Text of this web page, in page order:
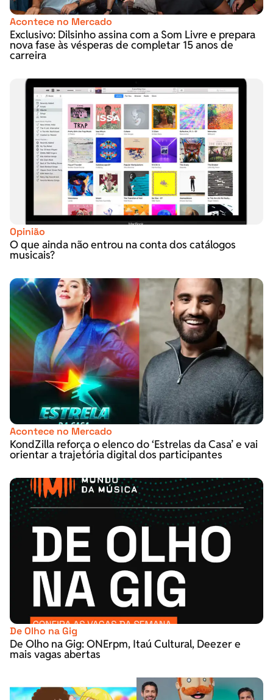
Acontece no Mercado
Exclusivo: Dilsinho assina com a Som Livre e prepara
nova fase às vésperas de completar 15 anos de
carreira
Opinião
O que ainda não entrou na conta dos catálogos
musicais?
Acontece no Mercado
KondZilla reforça o elenco do ‘Estrelas da Casa’ e vai
orientar a trajetória digital dos participantes
De Olho na Gig
De Olho na Gig: ONErpm, Itaú Cultural, Deezer e
mais vagas abertas